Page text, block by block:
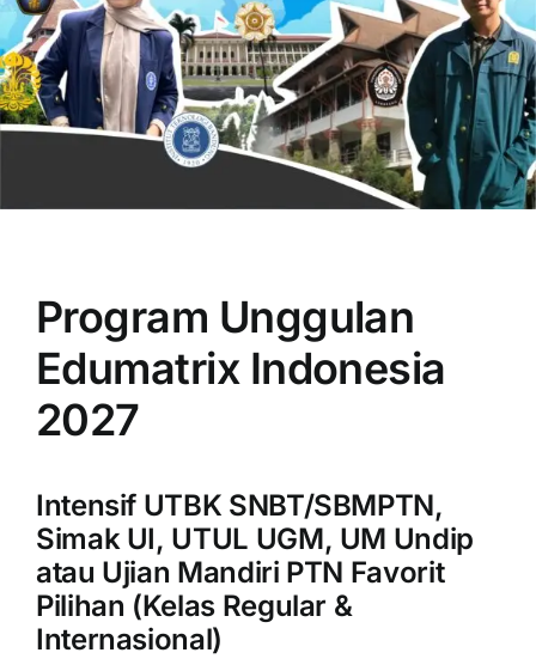
OUR PROGRAM
CONTACT US
Program Unggulan
Edumatrix Indonesia
2027
Intensif UTBK SNBT/SBMPTN,
Simak UI, UTUL UGM, UM Undip
atau Ujian Mandiri PTN Favorit
Pilihan (Kelas Regular &
Internasional)